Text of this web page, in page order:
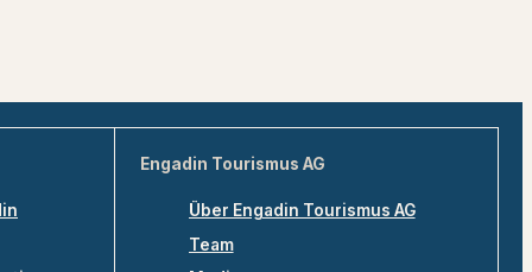
Engadin Tourismus AG
Über Engadin Tourismus AG
Team